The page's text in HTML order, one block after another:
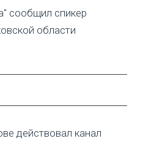
сообщил спикер
области
действовал канал